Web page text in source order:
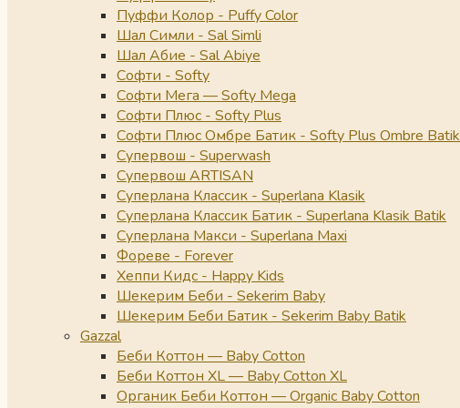
Пуффи Колор - Puffy Color
Шал Симли - Sal Simli
Шал Абие - Sal Abiye
Софти - Softy
Софти Мега — Softy Mega
Софти Плюс - Softy Plus
Софти Плюс Омбре Батик - Softy Plus Ombre Batik
Супервош - Superwash
Супервош ARTISAN
Суперлана Классик - Superlana Klasik
Суперлана Классик Батик - Superlana Klasik Batik
Суперлана Макси - Superlana Maxi
Фореве - Forever
Хеппи Кидс - Happy Kids
Шекерим Беби - Sekerim Baby
Шекерим Беби Батик - Sekerim Baby Batik
Gazzal
Беби Коттон — Baby Cotton
Беби Коттон XL — Baby Cotton XL
Органик Беби Коттон — Organic Baby Cotton